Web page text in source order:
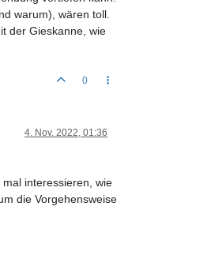
warum), wären toll.
der Gieskanne, wie
0
4. Nov. 2022, 01:36
interessieren, wie
die Vorgehensweise